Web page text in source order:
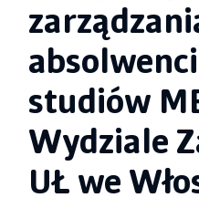
studiów
Wydziale
UŁ we